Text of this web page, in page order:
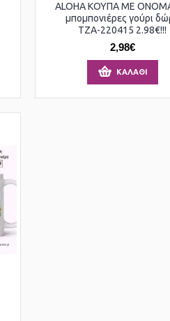
ALOHA ΚΟΥΠΑ ΜΕ
μπομπονιέρες γούρι
ΤΖΑ-220415 2.98€!!!
2,98€
ΚΑΛΆΘΙ